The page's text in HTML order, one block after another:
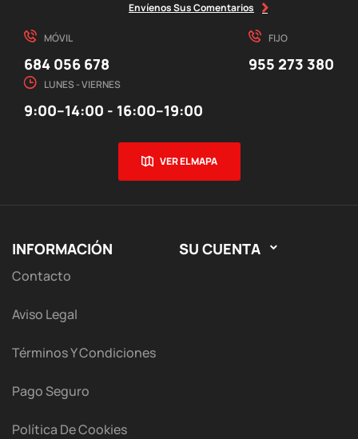
Envíenos Sus Comentarios
MÓVIL
684 056 678
FIJO
955 273 380
LUNES - VIERNES
9:00–14:00 - 16:00–19:00
VER EL MAPA
INFORMACIÓN
Contacto
Aviso Legal
Términos Y Condiciones
Pago Seguro
Política De Cookies
SU CUENTA 